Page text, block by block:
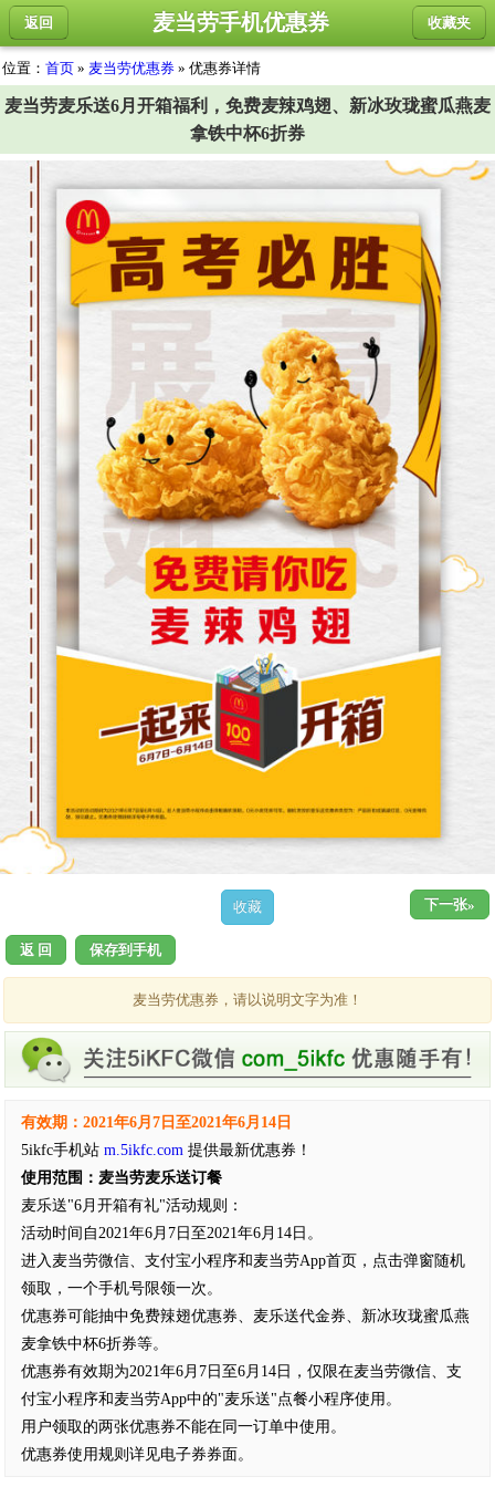
返回 收藏夹
麦当劳手机优惠券
位置： 首页 » 麦当劳优惠券 » 优惠券详情
麦当劳麦乐送6月开箱福利，免费麦辣鸡翅、新冰玫珑蜜瓜燕麦
拿铁中杯6折券
下一张»
返 回 保存到手机
麦当劳优惠券，请以说明文字为准！
有效期：2021年6月7日至2021年6月14日
5ikfc手机站 m.5ikfc.com 提供最新优惠券！
使用范围：麦当劳麦乐送订餐
麦乐送"6月开箱有礼"活动规则：
活动时间自2021年6月7日至2021年6月14日。
进入麦当劳微信、支付宝小程序和麦当劳App首页，点击弹窗随机
领取，一个手机号限领一次。
优惠券可能抽中免费辣翅优惠券、麦乐送代金券、新冰玫珑蜜瓜燕
麦拿铁中杯6折券等。
优惠券有效期为2021年6月7日至6月14日，仅限在麦当劳微信、支
付宝小程序和麦当劳App中的"麦乐送"点餐小程序使用。
用户领取的两张优惠券不能在同一订单中使用。
优惠券使用规则详见电子券券面。